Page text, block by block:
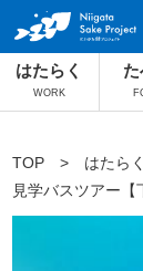
はたらく
WORK
TOP > はたら
見学バスツアー【